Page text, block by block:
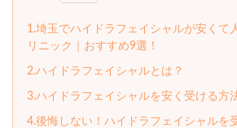
1.埼玉でハイドラフェイシャルが安くて
リニック｜おすすめ9選！
2.ハイドラフェイシャルとは？
3.ハイドラフェイシャルを安く受ける方
4.後悔しない！ハイドラフェイシャルを